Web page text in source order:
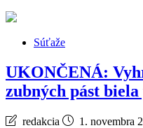
Súťaže
UKONČENÁ:
zubných pást
redakcia 1. novembra